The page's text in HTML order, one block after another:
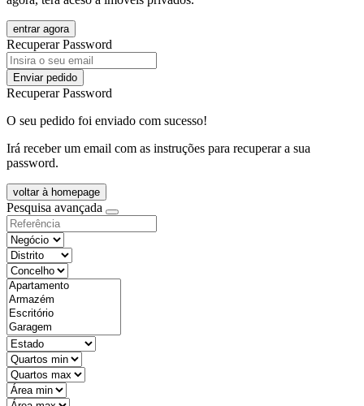
entrar agora
Recuperar Password
Enviar pedido
Recuperar Password
O seu pedido foi enviado com sucesso!
Irá receber um email com as instruções para recuperar a sua
password.
voltar à homepage
Pesquisa avançada
objective
districtId
countyId
types
state
mintypo
maxtypo
minarea